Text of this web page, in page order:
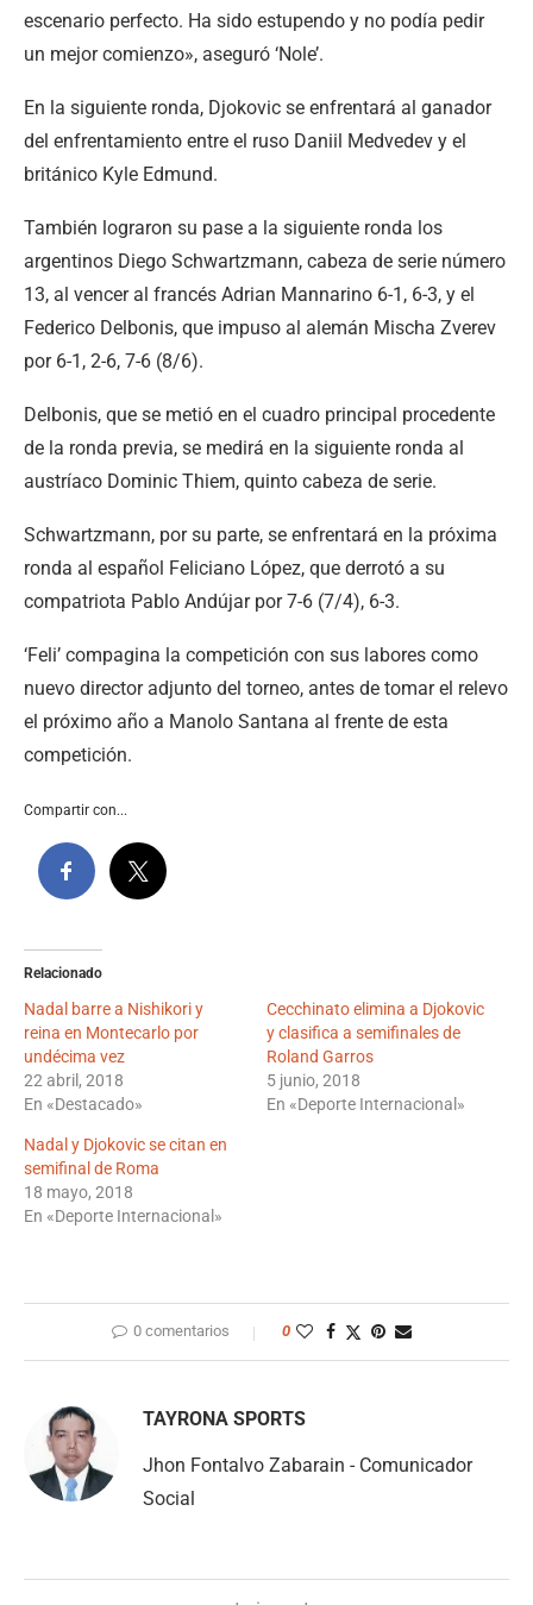
escenario perfecto. Ha sido estupendo y no podía pedir
un mejor comienzo», aseguró ‘Nole’.
En la siguiente ronda, Djokovic se enfrentará al ganador
del enfrentamiento entre el ruso Daniil Medvedev y el
británico Kyle Edmund.
También lograron su pase a la siguiente ronda los
argentinos Diego Schwartzmann, cabeza de serie número
13, al vencer al francés Adrian Mannarino 6-1, 6-3, y el
Federico Delbonis, que impuso al alemán Mischa Zverev
por 6-1, 2-6, 7-6 (8/6).
Delbonis, que se metió en el cuadro principal procedente
de la ronda previa, se medirá en la siguiente ronda al
austríaco Dominic Thiem, quinto cabeza de serie.
Schwartzmann, por su parte, se enfrentará en la próxima
ronda al español Feliciano López, que derrotó a su
compatriota Pablo Andújar por 7-6 (7/4), 6-3.
‘Feli’ compagina la competición con sus labores como
nuevo director adjunto del torneo, antes de tomar el relevo
el próximo año a Manolo Santana al frente de esta
competición.
Compartir con...
Relacionado
Nadal barre a Nishikori y
reina en Montecarlo por
undécima vez
22 abril, 2018
En «Destacado»
Cecchinato elimina a Djokovic
y clasifica a semifinales de
Roland Garros
5 junio, 2018
En «Deporte Internacional»
Nadal y Djokovic se citan en
semifinal de Roma
18 mayo, 2018
En «Deporte Internacional»
0 comentarios 0
TAYRONA SPORTS
Jhon Fontalvo Zabarain - Comunicador
Social